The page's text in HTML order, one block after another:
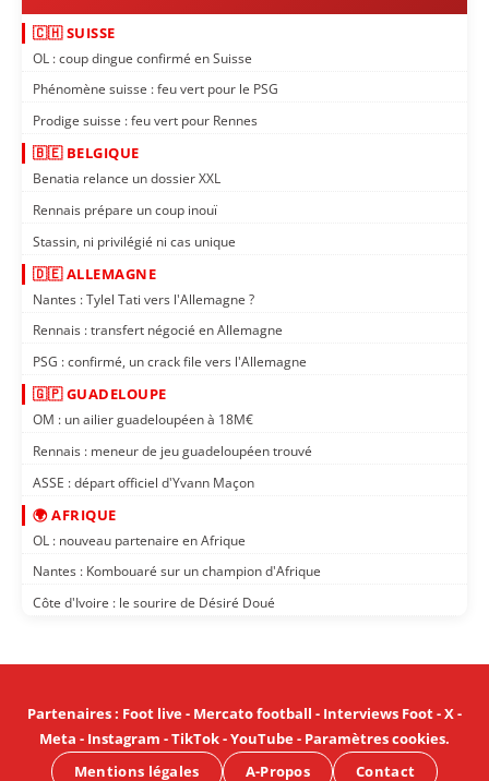
🇨🇭 SUISSE
OL : coup dingue confirmé en Suisse
Phénomène suisse : feu vert pour le PSG
Prodige suisse : feu vert pour Rennes
🇧🇪 BELGIQUE
Benatia relance un dossier XXL
Rennais prépare un coup inouï
Stassin, ni privilégié ni cas unique
🇩🇪 ALLEMAGNE
Nantes : Tylel Tati vers l'Allemagne ?
Rennais : transfert négocié en Allemagne
PSG : confirmé, un crack file vers l'Allemagne
🇬🇵 GUADELOUPE
OM : un ailier guadeloupéen à 18M€
Rennais : meneur de jeu guadeloupéen trouvé
ASSE : départ officiel d'Yvann Maçon
🌍 AFRIQUE
OL : nouveau partenaire en Afrique
Nantes : Kombouaré sur un champion d'Afrique
Côte d'Ivoire : le sourire de Désiré Doué
Partenaires: Foot live- Mercato football - Interviews Foot-X-
Meta - Instagram -TikTok-YouTube- Paramètres cookies.
Mentions légales
A-Propos Contact